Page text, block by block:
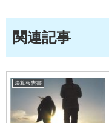
関連記事
決算報告書